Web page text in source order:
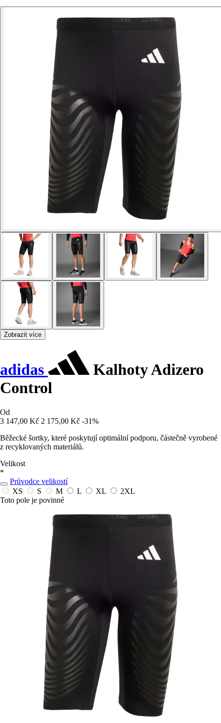
Zobrazit více
adidas
Kalhoty Adizero
Control
Od
3 147,00 Kč 2 175,00 Kč -31%
Běžecké šortky, které poskytují optimální podporu, částečně vyrobené
z recyklovaných materiálů.
Velikost
*
Průvodce velikostí
XS
S M L XL
2XL
Toto pole je povinné